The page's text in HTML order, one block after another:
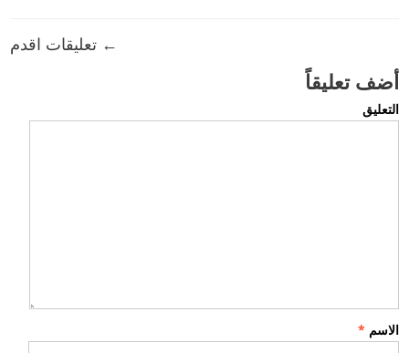
← تعليقات اقدم
أضف تعليقاً
التعليق
الاسم *